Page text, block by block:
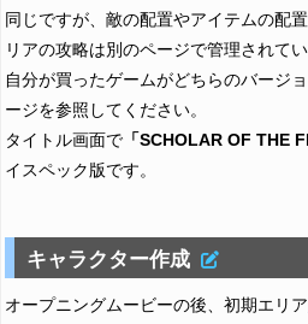
同じですが、敵の配置やアイテムの配
リアの攻略は別のページで管理されてい
自分が買ったゲームがどちらのバージ
ージを参照してください。
タイトル画面で 「SCHOLAR OF THE
イスペック版です。
キャラクター作成
オープニングムービーの後、初期エリア